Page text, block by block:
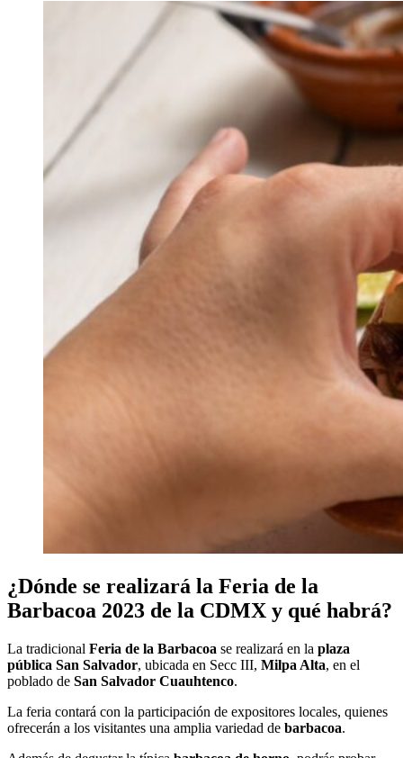
¿Dónde se realizará la Feria de la
Barbacoa 2023 de la CDMX y qué habrá?
La tradicional Feria de la Barbacoa se realizará en la plaza
pública San Salvador, ubicada en Secc III, Milpa Alta, en el
poblado de San Salvador Cuauhtenco.
La feria contará con la participación de expositores locales, quienes
ofrecerán a los visitantes una amplia variedad de barbacoa.